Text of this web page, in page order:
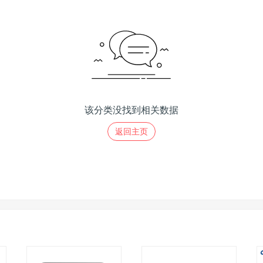
该分类没找到相关数据
返回主页